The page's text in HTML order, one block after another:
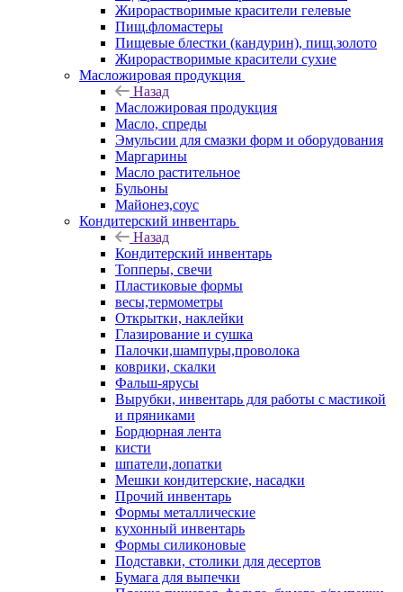
Жирорастворимые красители гелевые
Пищ.фломастеры
Пищевые блестки (кандурин), пищ.золото
Жирорастворимые красители сухие
Масложировая продукция
Назад
Масложировая продукция
Масло, спреды
Эмульсии для смазки форм и оборудования
Маргарины
Масло растительное
Бульоны
Майонез,соус
Кондитерский инвентарь
Назад
Кондитерский инвентарь
Топперы, свечи
Пластиковые формы
весы,термометры
Открытки, наклейки
Глазирование и сушка
Палочки,шампуры,проволока
коврики, скалки
Фальш-ярусы
Вырубки, инвентарь для работы с мастикой
и пряниками
Бордюрная лента
кисти
шпатели,лопатки
Мешки кондитерские, насадки
Прочий инвентарь
Формы металлические
кухонный инвентарь
Формы силиконовые
Подставки, столики для десертов
Бумага для выпечки